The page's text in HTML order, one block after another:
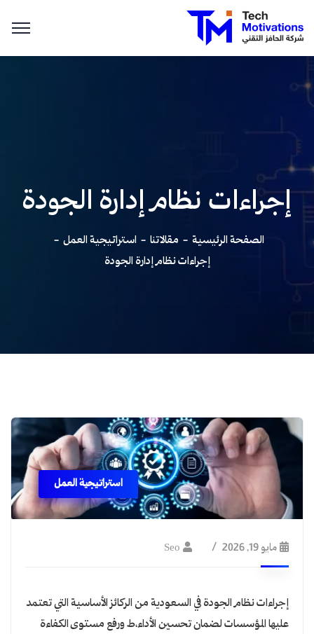
إجراءات نظام إدارة الجودة
الصفحة الرئيسية مقالاتنا
استراتيجية العمل
إجراءات نظام إدارة الجودة
استراتيجية العمل
مايو 19, 2026 Seo
إجراءات نظام الجودة في السعودية من الركائز الأساسية التي تعتمد
عليها المؤسسات لضمان تحسين الأداء،ط ورفع مستوى الكفاءة